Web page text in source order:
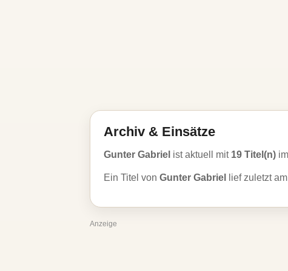
Archiv & Einsätze
Gunter Gabriel ist aktuell mit 19 Titel(n)
Ein Titel von Gunter Gabriel lief zuletzt am
Anzeige